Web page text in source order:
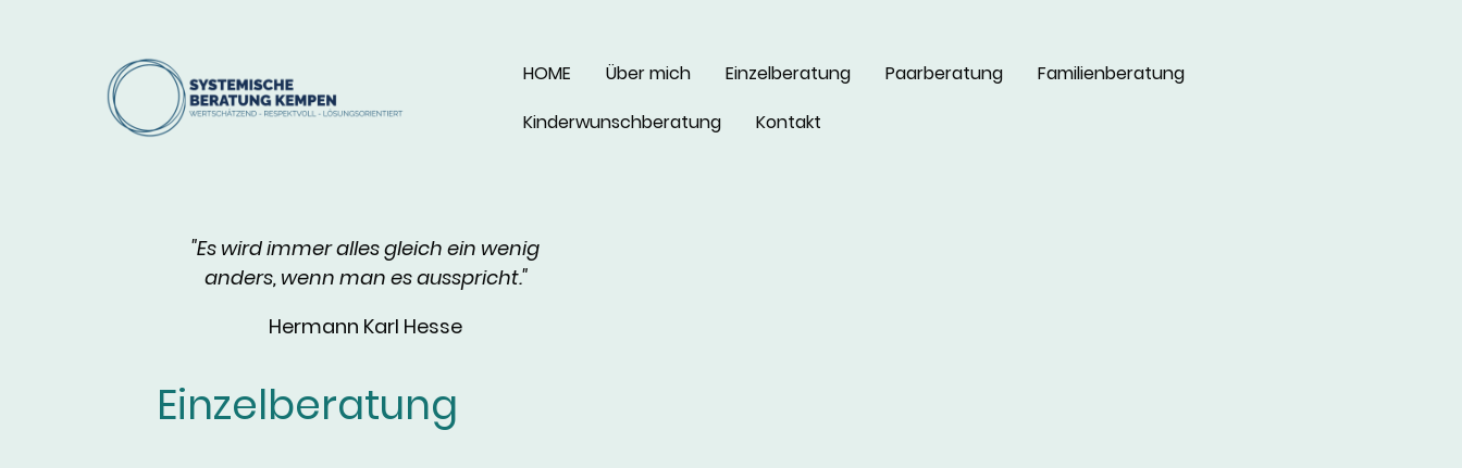
HOME Über mich Einzelberatung Paarberatung
Familienberatung
Kinderwunschberatung
Kontakt
"Es wird immer alles gleich ein wenig
anders, wenn man es ausspricht."
Hermann Karl Hesse
Einzelberatung